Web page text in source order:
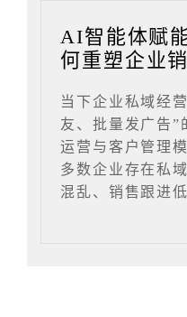
AI智能体赋
何重塑企业
当下企业私域经
友、批量发广告”
运营与客户管理
多数企业存在私
混乱、销售跟进